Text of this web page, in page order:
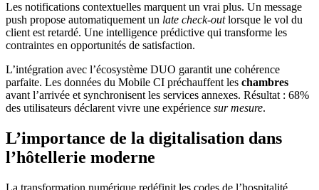
Les notifications contextuelles marquent un vrai plus. Un message
push propose automatiquement un late check-outlorsque le vol du
client est retardé. Une intelligence prédictive qui transforme les
contraintes en opportunités de satisfaction.
L’intégration avec l’écosystème DUO garantit une cohérence
parfaite. Les données du Mobile CI préchauffent les chambres
avant l’arrivée et synchronisent les services annexes. Résultat : 68%
des utilisateurs déclarent vivre une expérience sur mesure.
L’importance de la digitalisation dans
l’hôtellerie moderne
La transformation numérique redéfinit les codes de l’hospitalité